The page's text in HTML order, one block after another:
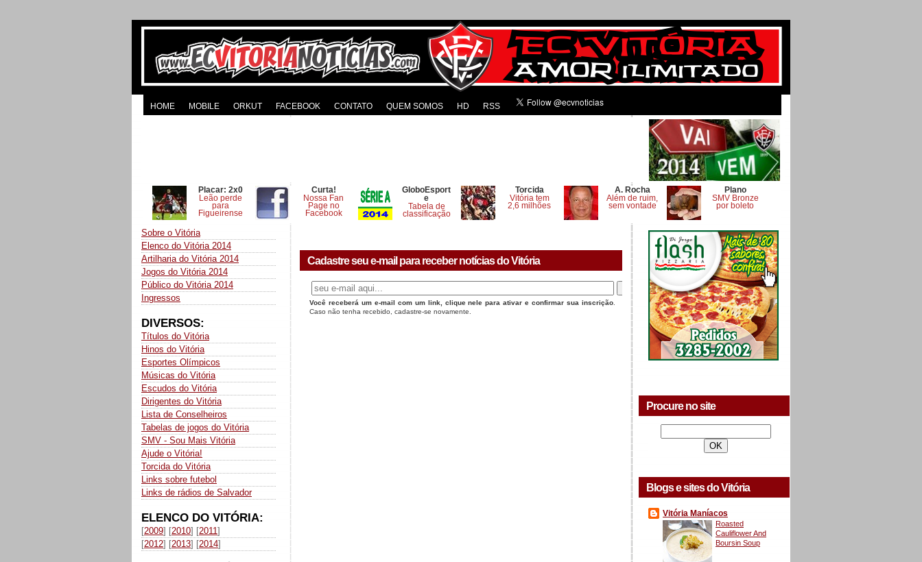
HOME MOBILE ORKUT FACEBOOK CONTATO QUEM SOMOS HD RSS
Placar: 2x0
Leão perde
para
Figueirense
Curta!
Nossa Fan
Page no
Facebook
GloboEsport
e
Tabela de
classificação
Torcida
Vitória tem
2,6 milhões
A. Rocha
Além de ruim,
sem vontade
Plano
SMV Bronze
por boleto
Sobre o Vitória
Elenco do Vitória 2014
Artilharia do Vitória 2014
Jogos do Vitória 2014
Público do Vitória 2014
Ingressos
DIVERSOS:
Títulos do Vitória
Hinos do Vitória
Esportes Olímpicos
Músicas do Vitória
Escudos do Vitória
Dirigentes do Vitória
Lista de Conselheiros
Tabelas de jogos do Vitória
SMV - Sou Mais Vitória
Ajude o Vitória!
Torcida do Vitória
Links sobre futebol
Links de rádios de Salvador
ELENCO DO VITÓRIA:
[2009] [2010] [2011]
[2012] [2013] [2014]
Cadastre seu e-mail para receber notícias do Vitória
Você receberá um e-mail com um link, clique nele para ativar e confirmar sua inscrição
Caso não tenha recebido, cadastre-se novamente.
Procure no site
Blogs e sites do Vitória
Vitória Maníacos
Roasted
Cauliflower And
Boursin Soup